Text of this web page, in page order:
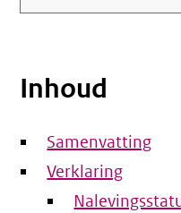
Inhoud
Samenvatting
Verklaring